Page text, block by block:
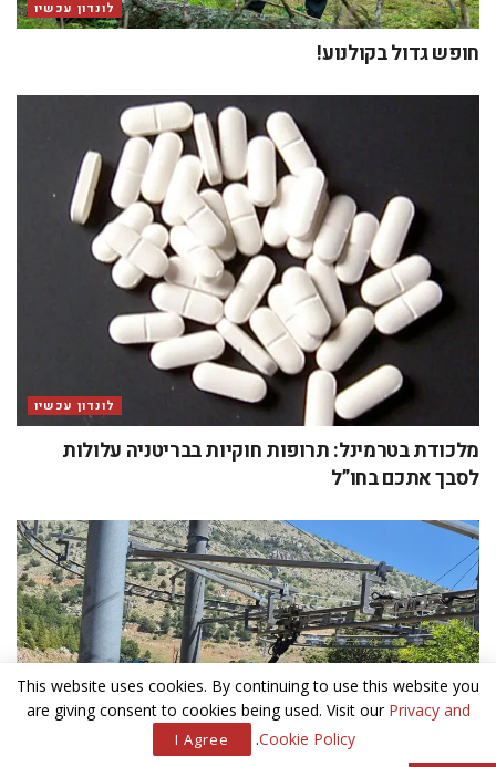
לונדון עכשיו
חופש גדול בקולנוע!
לונדון עכשיו
מלכודת בטרמינל: תרופות חוקיות בבריטניה עלולות
לסבך אתכם בחו”ל
This website uses cookies. By continuing to use this website you
are giving consent to cookies being used. Visit our Privacy and
Cookie Policy
.
I Agree